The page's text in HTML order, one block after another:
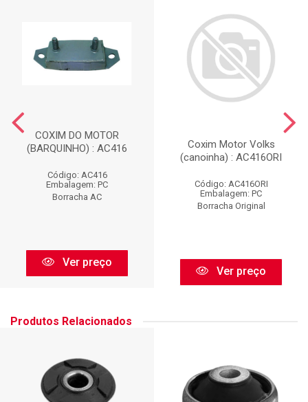
COXIM DO MOTOR
(BARQUINHO) : AC416
Código: AC416
Embalagem: PC
Borracha AC
Ver preço
Coxim Motor Volks
(canoinha) : AC416ORI
Código: AC416ORI
Embalagem: PC
Borracha Original
Ver preço
Produtos Relacionados